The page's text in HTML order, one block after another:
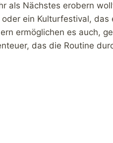
als Nächstes erobern
ein Kulturfestival,
ermöglichen es auch,
das die Routine